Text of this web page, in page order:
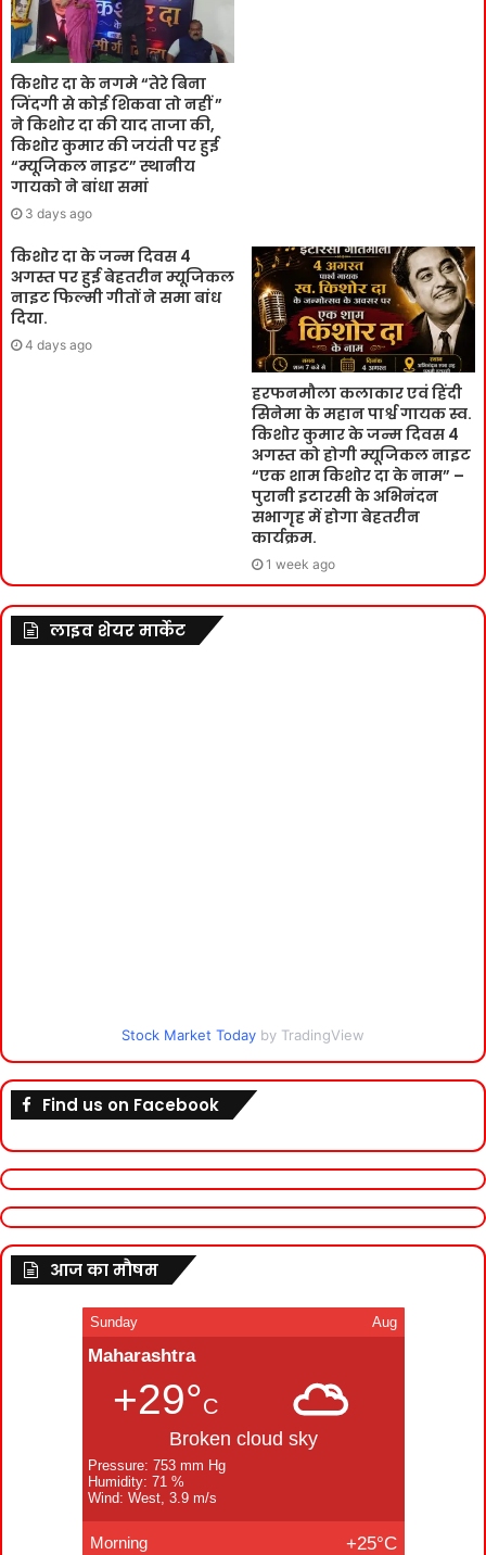
किशोर दा के नगमे “तेरे बिना
जिंदगी से कोई शिकवा तो नहीं ”
ने किशोर दा की याद ताजा की,
किशोर कुमार की जयंती पर हुई
“म्यूजिकल नाइट” स्थानीय
गायको ने बांधा समां
3 days ago
किशोर दा के जन्म दिवस 4
अगस्त पर हुई बेहतरीन म्यूजिकल
नाइट फिल्मी गीतों ने समा बांध
दिया.
4 days ago
हरफनमौला कलाकार एवं हिंदी
सिनेमा के महान पार्श्व गायक स्व.
किशोर कुमार के जन्म दिवस 4
अगस्त को होगी म्यूजिकल नाइट
“एक शाम किशोर दा के नाम” –
पुरानी इटारसी के अभिनंदन
सभागृह में होगा बेहतरीन
कार्यक्रम.
1 week ago
लाइव शेयर मार्केट
Stock Market Today by TradingView
Find us on Facebook
आज का मौषम
Sunday Aug
Maharashtra
+29°C
Broken cloud sky
Pressure: 753 mm Hg
Humidity: 71 %
Wind: West, 3.9 m/s
Morning +25°C